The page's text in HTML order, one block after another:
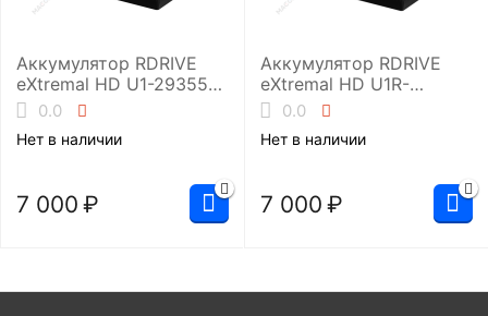
Аккумулятор RDRIVE
eXtremal HD U1-29355S
SMF-U1
0.0
Нет в наличии
7 000 ₽
Аккумулятор RDRIVE
eXtremal HD U1R-
29355S SMF-U1R
0.0
Нет в наличии
7 000 ₽